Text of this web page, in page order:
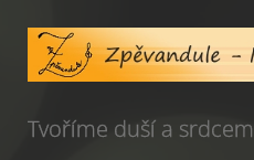
Tvoříme duší a srdcem